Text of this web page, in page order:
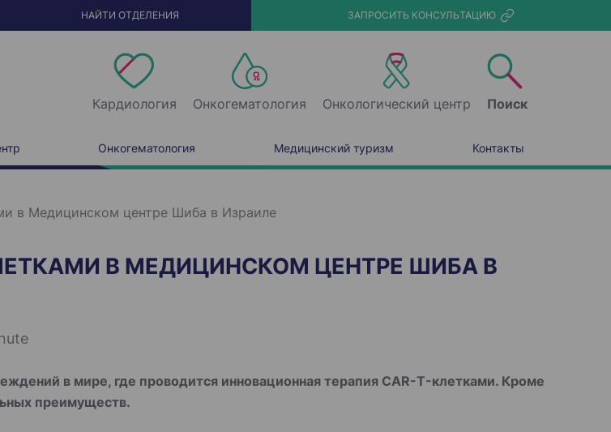
НАЙТИ ОТДЕЛЕНИЯ ЗАПРОСИТЬ КОНСУЛЬТАЦИЮ
Кардиология Онкогематология Онкологический центр Поиск
Онкогематология Медицинский туризм Контакты
в Медицинском центре Шиба в Израиле
В МЕДИЦИНСКОМ ЦЕНТРЕ ШИБА В
в мире, где проводится инновационная терапия CAR-T-клетками. Кроме
преимуществ.